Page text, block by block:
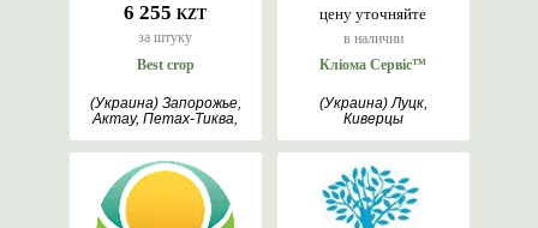
6 255 KZT
за штуку
Best crop
(Украина) Запорожье,
Актау, Петах-Тиква,
цену уточняйте
в наличии
Кліома Сервіс™
(Украина) Луцк,
Киверцы